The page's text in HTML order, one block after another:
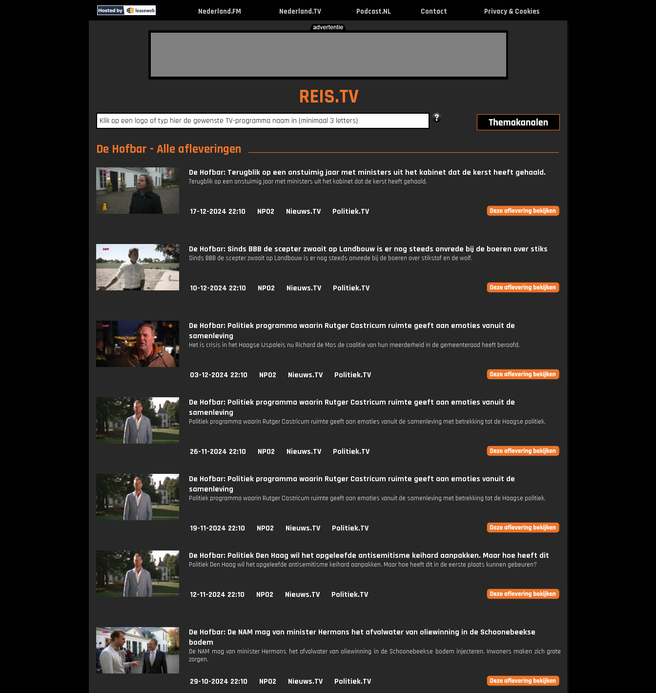
Nederland.FM Nederland.TV Podcast.NL Contact Privacy & Cookies
REIS.TV
De Hofbar - Alle afleveringen
De Hofbar: Terugblik op een onstuimig jaar met ministers uit het kabinet dat de kerst heeft gehaald.
Terugblik op een onstuimig jaar met ministers uit het kabinet dat de kerst heeft gehaald.
17-12-2024 22:10 NPO2 Nieuws.TV Politiek.TV
De Hofbar: Sinds BBB de scepter zwaait op Landbouw is er nog steeds onvrede bij de boeren over stiks
Sinds BBB de scepter zwaait op Landbouw is er nog steeds onvrede bij de boeren over stikstof en de wolf.
10-12-2024 22:10 NPO2 Nieuws.TV Politiek.TV
De Hofbar: Politiek programma waarin Rutger Castricum ruimte geeft aan emoties vanuit de
samenleving
Het is crisis in het Haagse IJspaleis nu Richard de Mos de coalitie van hun meerderheid in de gemeenteraad heeft beroofd.
03-12-2024 22:10 NPO2 Nieuws.TV Politiek.TV
De Hofbar: Politiek programma waarin Rutger Castricum ruimte geeft aan emoties vanuit de
samenleving
Politiek programma waarin Rutger Castricum ruimte geeft aan emoties vanuit de samenleving met betrekking tot de Haagse politiek.
26-11-2024 22:10 NPO2 Nieuws.TV Politiek.TV
De Hofbar: Politiek programma waarin Rutger Castricum ruimte geeft aan emoties vanuit de
samenleving
Politiek programma waarin Rutger Castricum ruimte geeft aan emoties vanuit de samenleving met betrekking tot de Haagse politiek.
19-11-2024 22:10 NPO2 Nieuws.TV Politiek.TV
De Hofbar: Politiek Den Haag wil het opgeleefde antisemitisme keihard aanpakken. Maar hoe heeft dit
Politiek Den Haag wil het opgeleefde antisemitisme keihard aanpakken. Maar hoe heeft dit in de eerste plaats kunnen gebeuren?
12-11-2024 22:10 NPO2 Nieuws.TV Politiek.TV
De Hofbar: De NAM mag van minister Hermans het afvalwater van oliewinning in de Schoonebeekse
bodem
De NAM mag van minister Hermans het afvalwater van oliewinning in de Schoonebeekse bodem injecteren. Inwoners maken zich grote
zorgen.
29-10-2024 22:10 NPO2 Nieuws.TV Politiek.TV